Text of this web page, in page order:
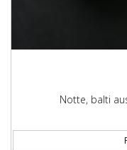
Notte, balti